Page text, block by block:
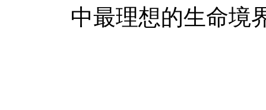
中最理想的生命境